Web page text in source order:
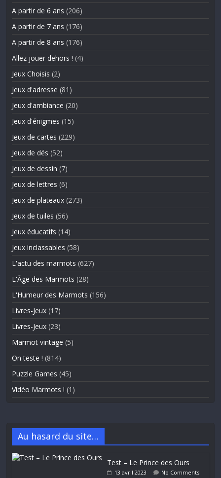
A partir de 6 ans (206)
A partir de 7 ans (176)
A partir de 8 ans (176)
Allez jouer dehors ! (4)
Jeux Choisis (2)
Jeux d'adresse (81)
Jeux d'ambiance (20)
Jeux d'énigmes (15)
Jeux de cartes (229)
Jeux de dés (52)
Jeux de dessin (7)
Jeux de lettres (6)
Jeux de plateaux (273)
Jeux de tuiles (56)
Jeux éducatifs (14)
Jeux inclassables (58)
L'actu des marmots (627)
L'Âge des Marmots (28)
L'Humeur des Marmots (156)
Livres-Jeux (17)
Livres-Jeux (23)
Marmot vintage (5)
On teste ! (814)
Puzzle Games (45)
Vidéo Marmots ! (1)
Au hasard du site…
Test – Le Prince des Ours
13 avril 2023 No Comments